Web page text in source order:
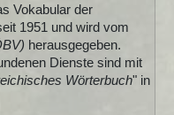
Vokabular der
1951 und wird vom
herausgegeben.
Dienste sind mit
Wörterbuch" in